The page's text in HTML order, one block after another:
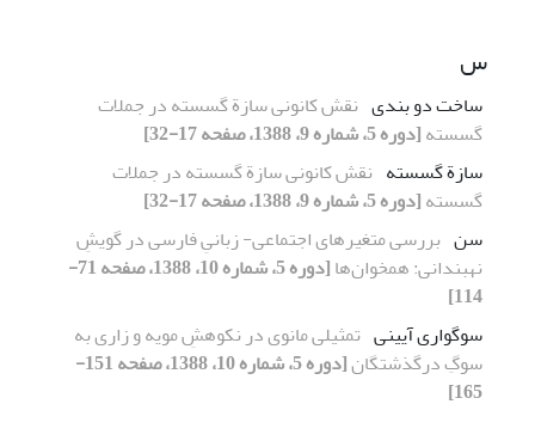
س
ساخت دو بندی نقش کانونی سازة گسسته در جملات
گسسته[دوره 5، شماره 9، 1388، صفحه 17-32]
سازة ‌گسسته نقش کانونی سازة گسسته در جملات
گسسته[دوره 5، شماره 9، 1388، صفحه 17-32]
سن بررسی متغیرهای اجتماعی- زبانیِ فارسی در گویشِ
نهبندانی: همخوان‌ها
[دوره 5، شماره 10، 1388، صفحه 71-
114]
سوگواری آیینی تمثیلی مانوی در نکوهشِ مویه و زاری به
سوگِ درگذشتگان
[دوره 5، شماره 10، 1388، صفحه 151-
165]